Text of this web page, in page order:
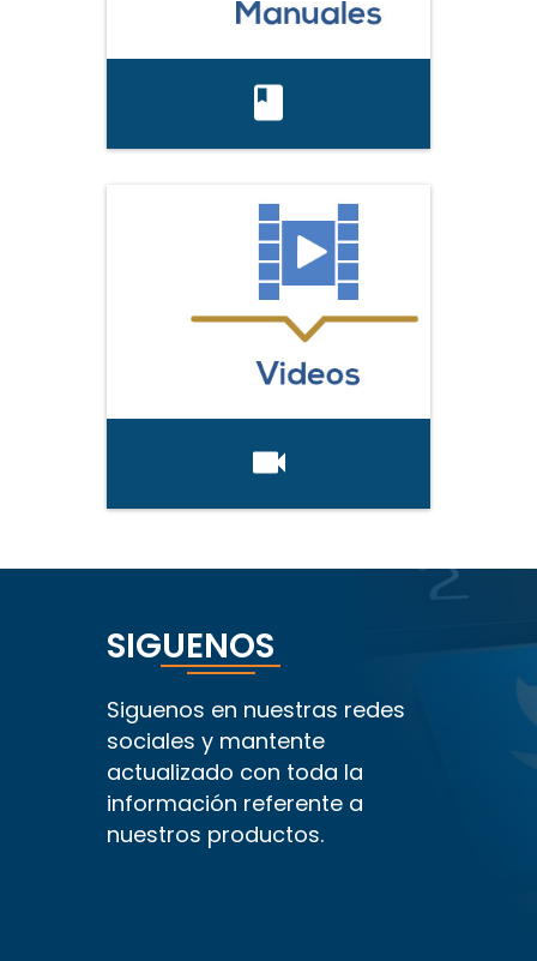
SIGUENOS
Siguenos en nuestras redes
sociales y mantente
actualizado con toda la
información referente a
nuestros productos.